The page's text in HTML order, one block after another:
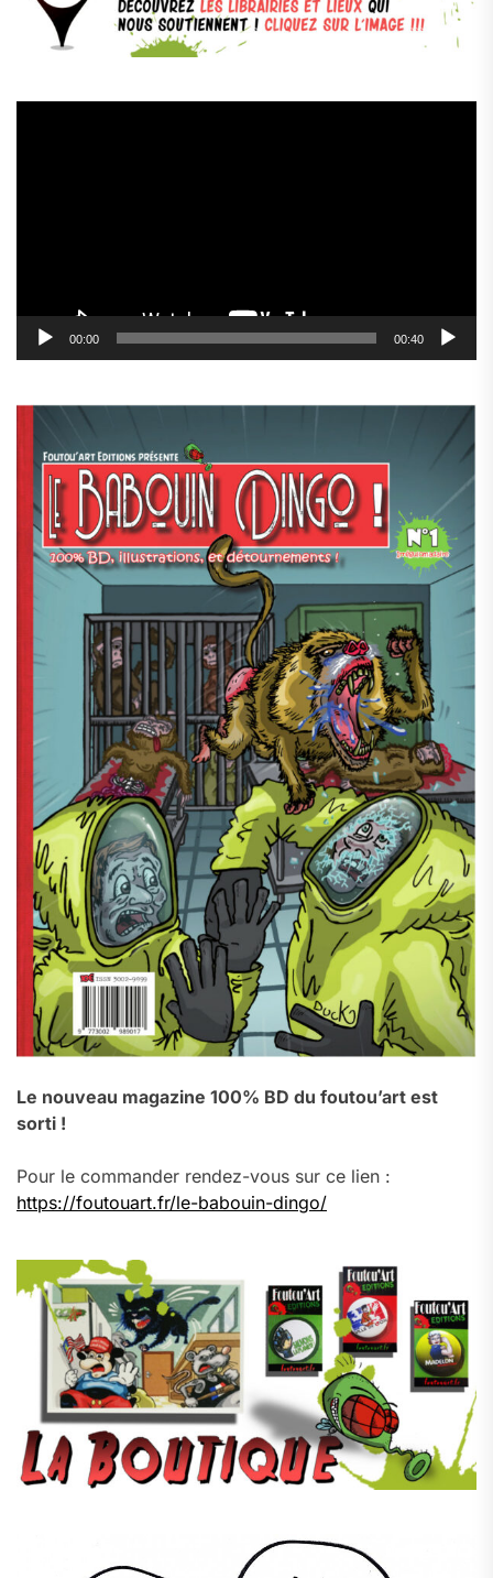
00:00 00:40
Le nouveau magazine 100% BD du foutou’art est
sorti !
Pour le commander rendez-vous sur ce lien :
https://foutouart.fr/le-babouin-dingo/